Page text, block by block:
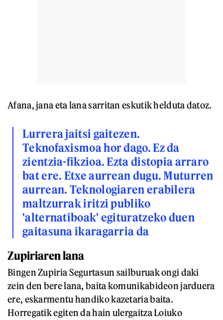
Afana, jana eta lana sarritan eskutik helduta datoz.
Lurrera jaitsi gaitezen.
Teknofaxismoa hor dago. Ez da
zientzia-fikzioa. Ezta distopia arraro
bat ere. Etxe aurrean dugu. Muturren
aurrean. Teknologiaren erabilera
maltzurrak iritzi publiko
'alternatiboak' egituratzeko duen
gaitasuna ikaragarria da
Zupiriaren lana
Bingen Zupiria Segurtasun sailburuak ongi daki
zein den bere lana, baita komunikabideon jarduera
ere, eskarmentu handiko kazetaria baita.
Horregatik egiten da hain ulergaitza Loiuko